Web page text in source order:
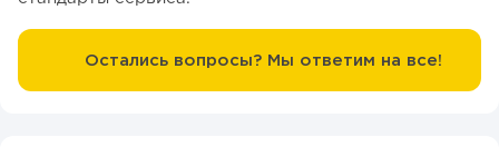
Остались вопросы? Мы ответим на все!